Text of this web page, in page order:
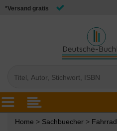
*Versand gratis
Home > Sachbuecher > Fahrrad